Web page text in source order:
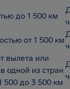
до 1 500 км
от 1 500 км
вылета или
одной из стран
500 до 3 500 км